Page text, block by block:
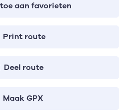
aan favorieten
Print route
Deel route
Maak GPX